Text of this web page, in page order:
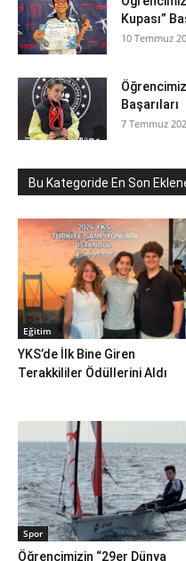
Kupası”
10 Temmuz
Başarıları
7 Temmuz
Bu Kategoride En Son
Eğitim
YKS’de İlk Bine Giren
Terakkililer Ödüllerini Aldı
Spor
Öğrencimizin “29er Dünya